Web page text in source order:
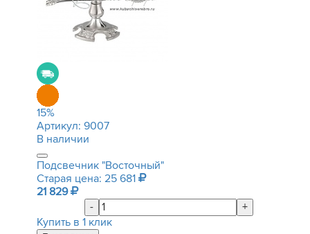
15%
Артикул: 9007
В наличии
Подсвечник "Восточный"
Старая цена: 25 681
21 829
-
+
Купить в 1 клик